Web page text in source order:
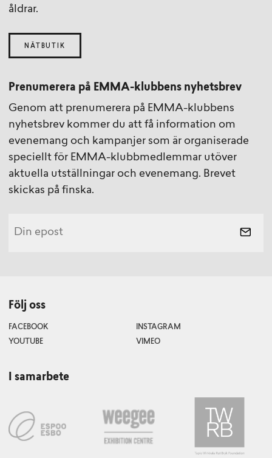
åldrar.
NÄTBUTIK
Prenumerera på EMMA-klubbens nyhetsbrev
Genom att prenumerera på EMMA-klubbens
nyhetsbrev kommer du att få information om
evenemang och kampanjer som är organiserade
speciellt för EMMA-klubbmedlemmar utöver
aktuella utställningar och evenemang. Brevet
skickas på finska.
Följ oss
FACEBOOK
INSTAGRAM
YOUTUBE
VIMEO
I samarbete